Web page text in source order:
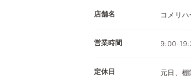
店舗名 コメリ
営業時間 9:00-
定休日 元日、